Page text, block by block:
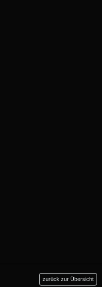
zurück zur Übersicht